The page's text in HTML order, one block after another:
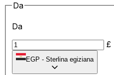
Da
Da
£
EGP - Sterlina egiziana